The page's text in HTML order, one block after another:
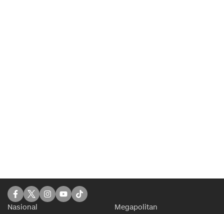
Nasional
Megapolitan